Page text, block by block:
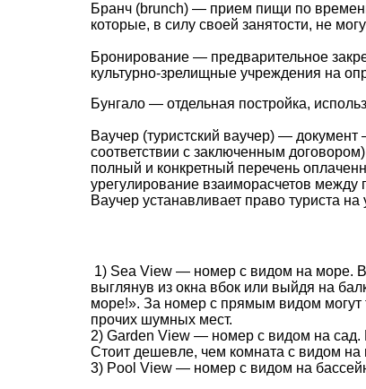
Бранч (brunch) — прием пищи по
которые, в силу своей занятости, не
Бронирование — предварительное
культурно-зрелищные учреждения на
Бунгало — отдельная постройка,
Ваучер (туристский ваучер) —
соответствии с заключенным
полный и конкретный перечень
урегулирование взаиморасчетов
Ваучер устанавливает право туриста
1) Sea View — номер с видом на море.
выглянув из окна вбок или выйдя на
море!». За номер с прямым видом могут
прочих шумных мест.
2) Garden View — номер с видом на сад.
Стоит дешевле, чем комната с видом на
3) Pool View — номер с видом на